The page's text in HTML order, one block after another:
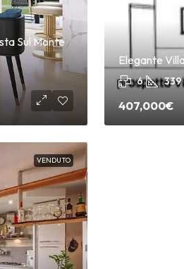
Sul Monte
Elegante
6 339
407,000€
VENDUTO